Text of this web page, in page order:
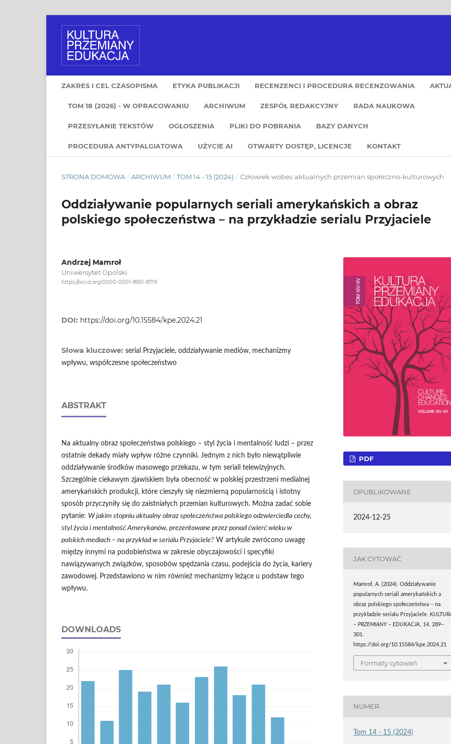
ZAKRES I CEL CZASOPISMA ETYKA PUBLIKACJI RECENZENCI I PROCEDURA RECENZOWANIA
TOM 18 (2026) - W OPRACOWANIU ARCHIWUM ZESPÓŁ REDAKCYJNY RADA NAUKOWA
PRZESYŁANIE TEKSTÓW OGŁOSZENIA PLIKI DO POBRANIA BAZY DANYCH
PROCEDURA ANTYPALGIATOWA UŻYCIE AI OTWARTY DOSTĘP, LICENCJE KONTAKT
STRONA DOMOWA / ARCHIWUM / TOM 14 - 15 (2024) / Człowiek wobec aktualnych przemian społeczno-kulturowych
Oddziaływanie popularnych seriali amerykańskich a obraz
polskiego społeczeństwa – na przykładzie serialu Przyjaciele
Andrzej Mamroł
Uniwersytet Opolski
https://orcid.org/0000-0001-8951-8719
DOI: https://doi.org/10.15584/kpe.2024.21
Słowa kluczowe: serial Przyjaciele, oddziaływanie mediów, mechanizmy
wpływu, współczesne społeczeństwo
ABSTRAKT
Na aktualny obraz społeczeństwa polskiego – styl życia i mentalność ludzi – przez
ostatnie dekady miały wpływ różne czynniki. Jednym z nich było niewątpliwie
oddziaływanie środków masowego przekazu, w tym seriali telewizyjnych.
Szczególnie ciekawym zjawiskiem była obecność w polskiej przestrzeni medialnej
amerykańskich produkcji, które cieszyły się niezmierną popularnością i istotny
sposób przyczyniły się do zaistniałych przemian kulturowych. Można zadać sobie
pytanie: W jakim stopniu aktualny obraz społeczeństwa polskiego odzwierciedla cechy,
styl życia i mentalność Amerykanów, prezentowane przez ponad ćwierć wieku w
polskich mediach – na przykład w serialu Przyjaciele? W artykule zwrócono uwagę
między innymi na podobieństwa w zakresie obyczajowości i specyfiki
nawiązywanych związków, sposobów spędzania czasu, podejścia do życia, kariery
zawodowej. Przedstawiono w nim również mechanizmy leżące u podstaw tego
wpływu.
DOWNLOADS
PDF
OPUBLIKOWANE
2024-12-25
JAK CYTOWAĆ
Mamroł, A. (2024). Oddziaływanie
popularnych seriali amerykańskich a
obraz polskiego społeczeństwa – na
przykładzie serialu Przyjaciele.
– PRZEMIANY – EDUKACJA, 14, 289–
301.
https://doi.org/10.15584/kpe.2024.21
Formaty cytowań
NUMER
Tom 14 - 15 (2024)